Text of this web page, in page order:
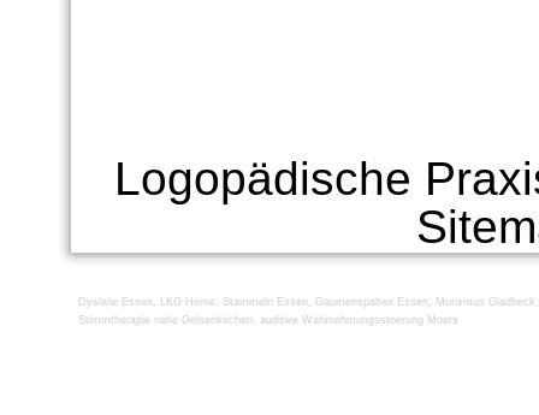
Logopädische
Dyslalie Essen , LKG Herne , Stammeln Essen , Gaumenspalten Essen , Mutismus Gladbeck
Stimmtherapie nahe Gelsenkirchen , auditive Wahrnehmungsstoerung Moers